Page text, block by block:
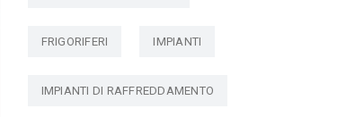
FRIGORIFERI IMPIANTI
IMPIANTI DI RAFFREDDAMENTO